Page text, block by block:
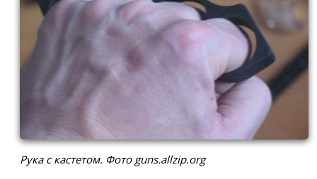
Рука с кастетом. Фото guns.allzip.org